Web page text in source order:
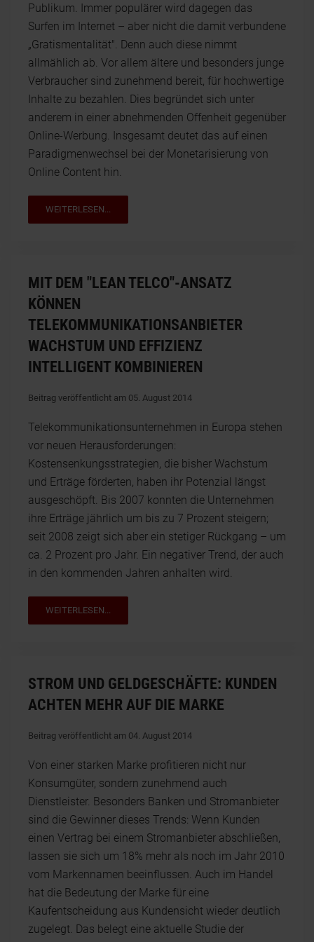
Publikum. Immer populärer wird dagegen das
Surfen im Internet – aber nicht die damit verbundene
„Gratismentalität". Denn auch diese nimmt
allmählich ab. Vor allem ältere und besonders junge
Verbraucher sind zunehmend bereit, für hochwertige
Inhalte zu bezahlen. Dies begründet sich unter
anderem in einer abnehmenden Offenheit gegenüber
Online-Werbung. Insgesamt deutet das auf einen
Paradigmenwechsel bei der Monetarisierung von
Online Content hin.
WEITERLESEN...
MIT DEM "LEAN TELCO"-ANSATZ
KÖNNEN
TELEKOMMUNIKATIONSANBIETER
WACHSTUM UND EFFIZIENZ
INTELLIGENT KOMBINIEREN
Beitrag veröffentlicht am 05. August 2014
Telekommunikationsunternehmen in Europa stehen
vor neuen Herausforderungen:
Kostensenkungsstrategien, die bisher Wachstum
und Erträge förderten, haben ihr Potenzial längst
ausgeschöpft. Bis 2007 konnten die Unternehmen
ihre Erträge jährlich um bis zu 7 Prozent steigern;
seit 2008 zeigt sich aber ein stetiger Rückgang – um
ca. 2 Prozent pro Jahr. Ein negativer Trend, der auch
in den kommenden Jahren anhalten wird.
WEITERLESEN...
STROM UND GELDGESCHÄFTE: KUNDEN
ACHTEN MEHR AUF DIE MARKE
Beitrag veröffentlicht am 04. August 2014
Von einer starken Marke profitieren nicht nur
Konsumgüter, sondern zunehmend auch
Dienstleister. Besonders Banken und Stromanbieter
sind die Gewinner dieses Trends: Wenn Kunden
einen Vertrag bei einem Stromanbieter abschließen,
lassen sie sich um 18% mehr als noch im Jahr 2010
vom Markennamen beeinflussen. Auch im Handel
hat die Bedeutung der Marke für eine
Kaufentscheidung aus Kundensicht wieder deutlich
zugelegt. Das belegt eine aktuelle Studie der